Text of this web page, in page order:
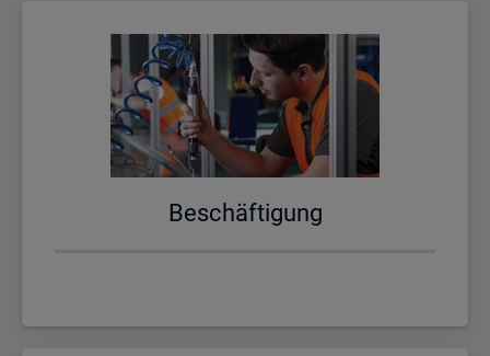
Be­schäf­ti­gung